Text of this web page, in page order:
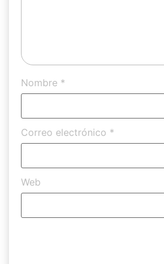
Nombre *
Correo electrónico *
Web